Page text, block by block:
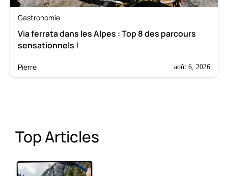
Gastronomie
Via ferrata dans les Alpes : Top 8 des parcours
sensationnels !
Pierre août 6, 2026
Top Articles